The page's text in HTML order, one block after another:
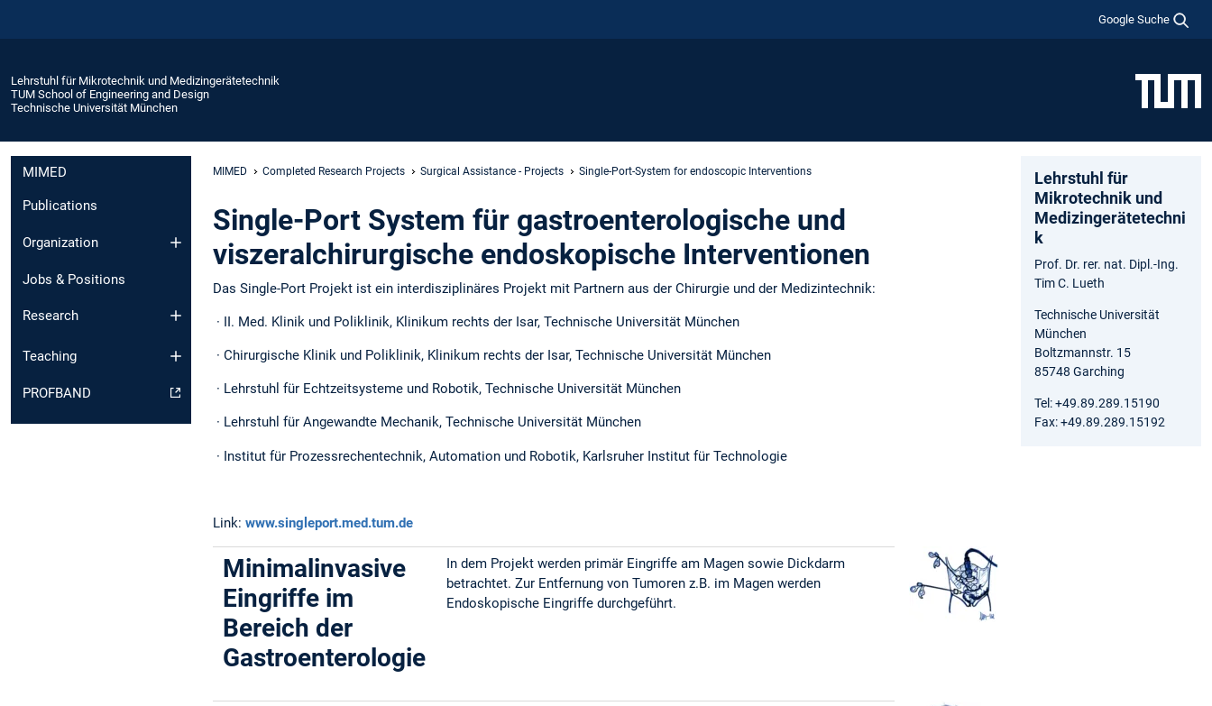
Google Suche
Lehrstuhl für Mikrotechnik und Medizingerätetechnik
TUM School of Engineering and Design
Technische Universität München
MIMED
Publications
Organization
Jobs & Positions
Research
Teaching
PROFBAND
MIMED Completed Research Projects Surgical Assistance - Projects Single-Port-System for endoscopic Interventions
Single-Port System für gastroenterologische und
viszeralchirurgische endoskopische Interventionen
Das Single-Port Projekt ist ein interdisziplinäres Projekt mit Partnern aus der Chirurgie und der Medizintechnik:
· II. Med. Klinik und Poliklinik, Klinikum rechts der Isar, Technische Universität München
· Chirurgische Klinik und Poliklinik, Klinikum rechts der Isar, Technische Universität München
· Lehrstuhl für Echtzeitsysteme und Robotik, Technische Universität München
· Lehrstuhl für Angewandte Mechanik, Technische Universität München
· Institut für Prozessrechentechnik, Automation und Robotik, Karlsruher Institut für Technologie
Link: www.singleport.med.tum.de
Minimalinvasive
Eingriffe im
Bereich der
Gastroenterologie
In dem Projekt werden primär Eingriffe am Magen sowie Dickdarm
betrachtet. Zur Entfernung von Tumoren z.B. im Magen werden
Endoskopische Eingriffe durchgeführt.
Lehrstuhl für
Mikrotechnik und
Medizingerätetechni
k
Prof. Dr. rer. nat. Dipl.-Ing.
Tim C. Lueth
Technische Universität
München
Boltzmannstr. 15
85748 Garching
Tel: +49.89.289.15190
Fax: +49.89.289.15192